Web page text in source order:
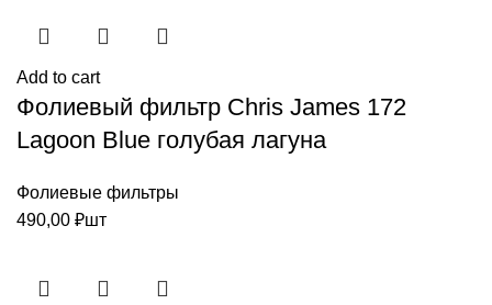
Add to cart
Фолиевый фильтр Chris James 172
Lagoon Blue голубая лагуна
Фолиевые фильтры
490,00 ₽шт